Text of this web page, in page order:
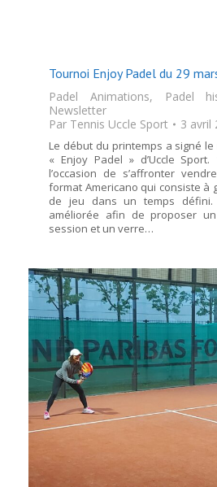
Tournoi Enjoy Padel du 29
Padel Animations, Padel
Newsletter
Par Tennis Uccle Sport 3 avril
Le début du printemps a signé
« Enjoy Padel » d’Uccle
l’occasion de s’affronter
format Americano qui consiste à
de jeu dans un temps
améliorée afin de proposer
session et un verre…